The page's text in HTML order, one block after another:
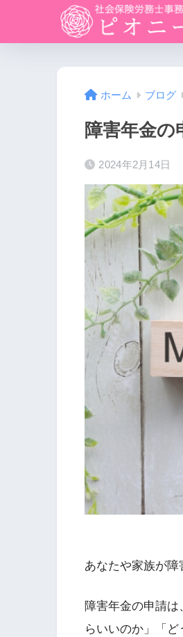
ホーム ブログ
障害年金の
2024年2月14日
あなたや家族が障
障害年金の申請
らいいのか」「